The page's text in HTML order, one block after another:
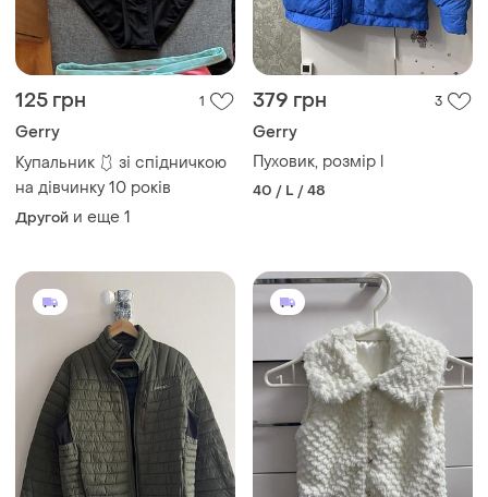
125 грн 1
Gerry
Купальник 🩱 зі спідничкою
на дівчинку 10 років
Другой и еще 1
379 грн 3
Gerry
Пуховик, розмір l
40 / L / 48